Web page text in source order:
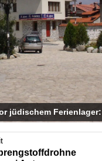
jüdischem